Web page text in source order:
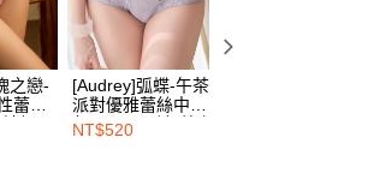
引起之損失，本公司不負相關責
個別帳號之用戶狀況，依本公司
度不足之情形，本公司將視審查
訊註冊。若發現惡意使用之情
用戶之使用額度並採取法律行
查看運費
之戀-
蕾絲
粉
[Audrey]弧蝶-午茶
派對優雅蕾絲中腰
包臀平口內褲-薰衣
NT$520